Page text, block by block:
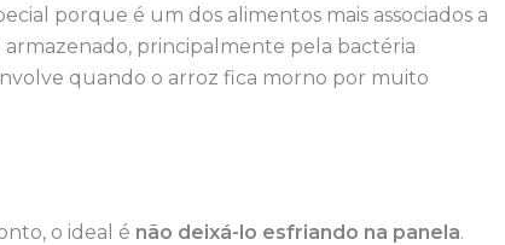
porque é um dos alimentos mais associados a
principalmente pela bactéria
quando o arroz fica morno por muito
o ideal é não deixá-lo esfriando na panela.